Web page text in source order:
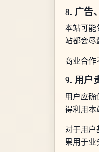
8. 广告
本站可能
站都会尽
商业合作
9. 用户
用户应确
得利用本
对于用户
果用于业